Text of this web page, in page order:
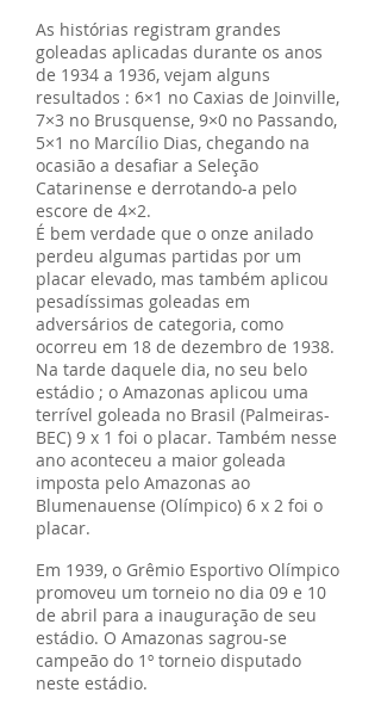
As histórias registram grandes
goleadas aplicadas durante os anos
de 1934 a 1936, vejam alguns
resultados : 6×1 no Caxias de Joinville,
7×3 no Brusquense, 9×0 no Passando,
5×1 no Marcílio Dias, chegando na
ocasião a desafiar a Seleção
Catarinense e derrotando-a pelo
escore de 4×2.
É bem verdade que o onze anilado
perdeu algumas partidas por um
placar elevado, mas também aplicou
pesadíssimas goleadas em
adversários de categoria, como
ocorreu em 18 de dezembro de 1938.
Na tarde daquele dia, no seu belo
estádio ; o Amazonas aplicou uma
terrível goleada no Brasil (Palmeiras-
BEC) 9 x 1 foi o placar. Também nesse
ano aconteceu a maior goleada
imposta pelo Amazonas ao
Blumenauense (Olímpico) 6 x 2 foi o
placar.
Em 1939, o Grêmio Esportivo Olímpico
promoveu um torneio no dia 09 e 10
de abril para a inauguração de seu
estádio. O Amazonas sagrou-se
campeão do 1º torneio disputado
neste estádio.